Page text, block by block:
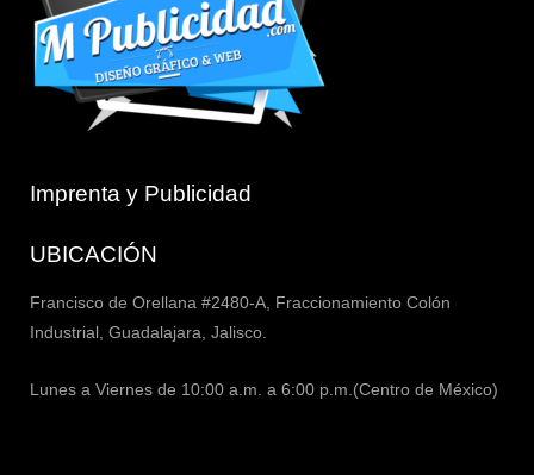
Imprenta y Publicidad
UBICACIÓN
Francisco de Orellana #2480-A, Fraccionamiento Colón
Industrial, Guadalajara, Jalisco.
Lunes a Viernes de 10:00 a.m. a 6:00 p.m.(Centro de México)